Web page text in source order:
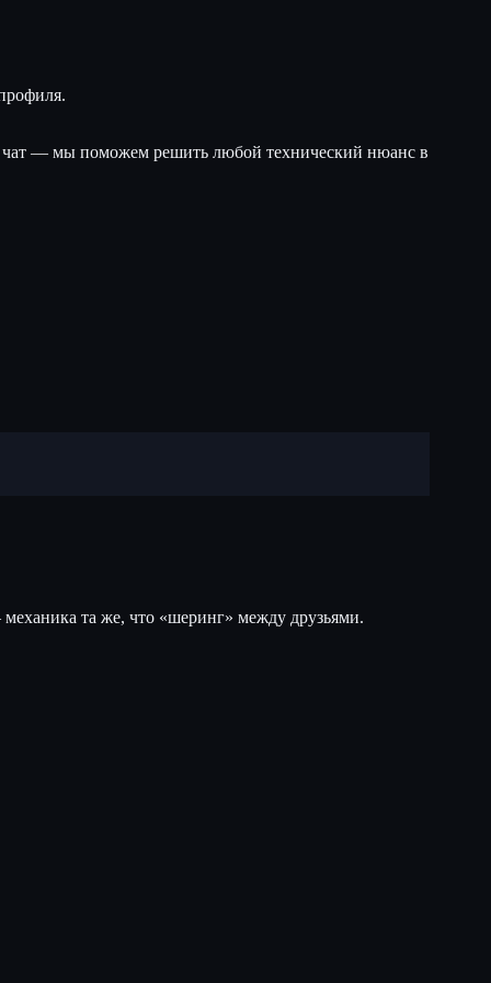
чат — мы поможем решить любой технический нюанс в
та же, что «шеринг» между друзьями.